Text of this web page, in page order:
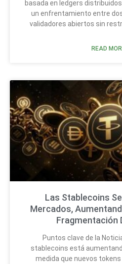
basada en ledgers
un enfrentamiento entre
validadores abiertos sin
READ
Las Stablecoins
Mercados,
Fragmentación
Puntos clave de la
stablecoins está
medida que nuevos